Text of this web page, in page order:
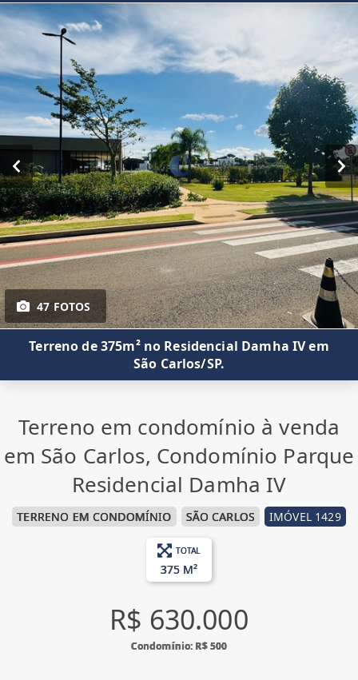
47 FOTOS
Terreno de 375m² no Residencial Damha IV em
São Carlos/SP.
Terreno em condomínio à venda
em São Carlos, Condomínio Parque
Residencial Damha IV
TERRENO EM CONDOMÍNIO SÃO CARLOS IMÓVEL 1429
TOTAL
375 M²
R$ 630.000
Condomínio: R$ 500